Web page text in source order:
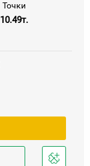
Точки
10.49т.